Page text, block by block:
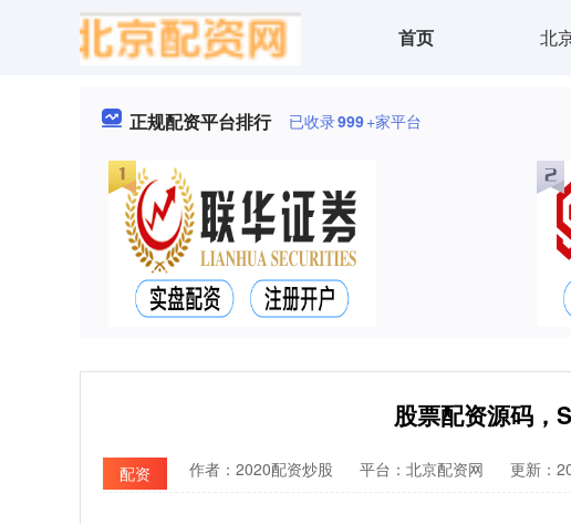
首页 北
正规配资平台排行 已收录999+家平台
股票配资源码，
配资 作者：2020配资炒股 平台：北京配资网 更新：